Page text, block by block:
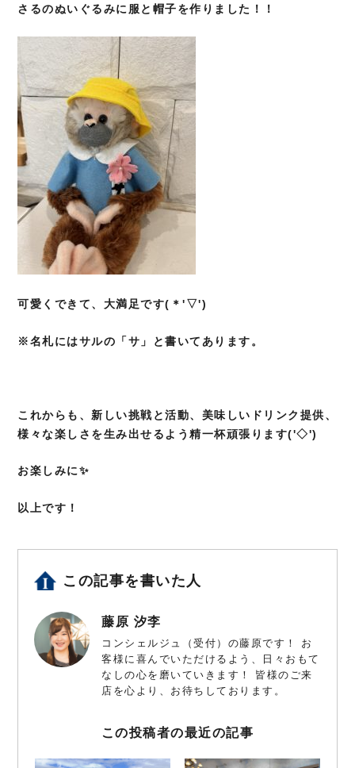
さるのぬいぐるみに服と帽子を作りました！！
可愛くできて、大満足です(＊'▽')
※名札にはサルの「サ」と書いてあります。
これからも、新しい挑戦と活動、美味しいドリンク提供、
様々な楽しさを生み出せるよう精一杯頑張ります('◇')ゞ
お楽しみに✨
以上です！
この記事を書いた人
藤原 汐李
コンシェルジュ（受付）の藤原です！ お
客様に喜んでいただけるよう、日々おもて
なしの心を磨いていきます！ 皆様のご来
店を心より、お待ちしております。
この投稿者の最近の記事